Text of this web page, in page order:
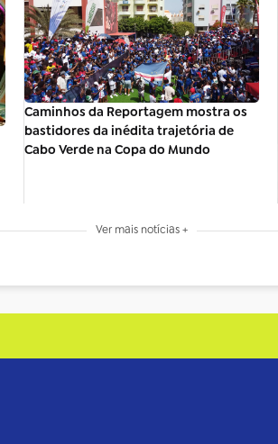
Caminhos da Reportagem mostra os
bastidores da inédita trajetória de
Cabo Verde na Copa do Mundo
Ver mais notícias +